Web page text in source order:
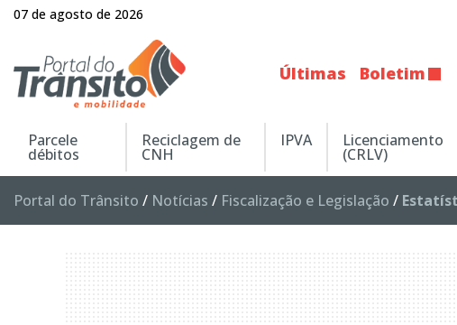
07 de agosto de 2026
Últimas Boletim
Parcele
débitos
Reciclagem de
CNH
IPVA Licenciamento
(CRLV)
Portal do Trânsito / Notícias / Fiscalização e Legislação /